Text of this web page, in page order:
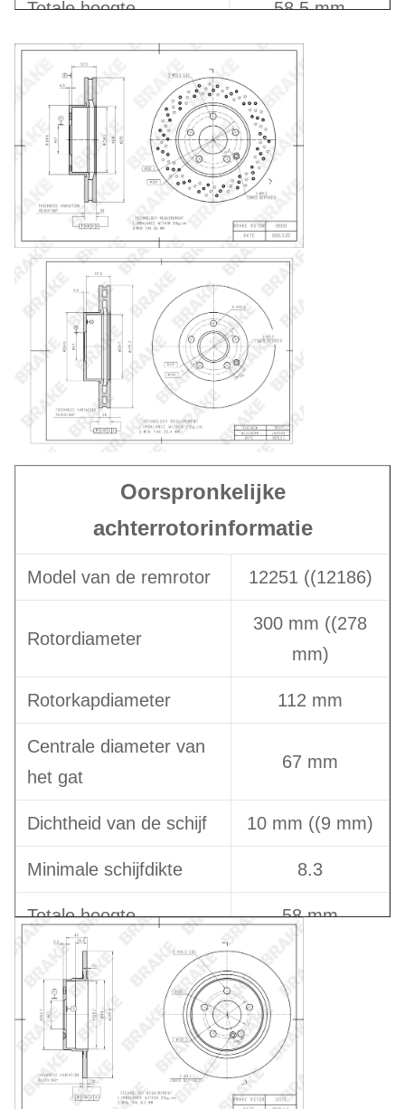
Totale hoogte 58.5 mm
Aantal
positioneringsgaten
Type schijf Ventilatie
Oorspronkelijke
achterrotorinformatie
Model van de remrotor 12251 ((12186)
Rotordiameter
300 mm ((278
mm)
Rotorkapdiameter 112 mm
Centrale diameter van
het gat
67 mm
Dichtheid van de schijf 10 mm ((9 mm)
Minimale schijfdikte 8.3
Totale hoogte 58 mm
positioneringsgaten
Type schijf solide